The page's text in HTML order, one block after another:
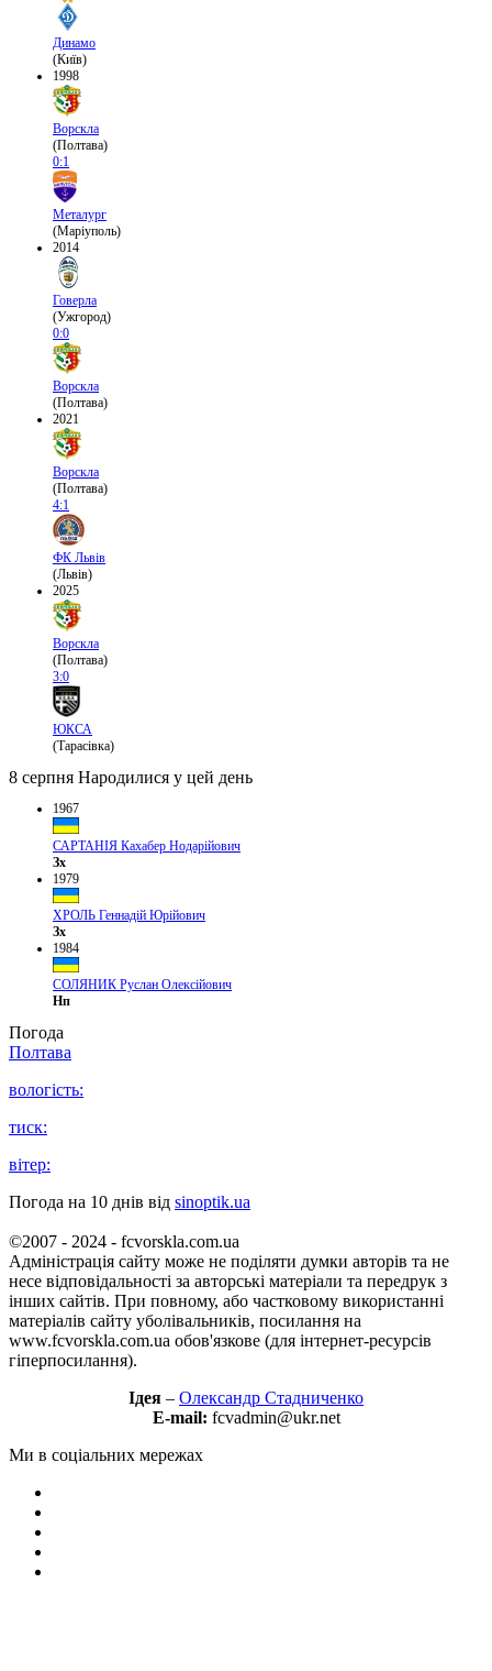
Динамо
(Київ)
1998
Ворскла
(Полтава)
0:1
Металург
(Маріуполь)
2014
Говерла
(Ужгород)
0:0
Ворскла
(Полтава)
2021
Ворскла
(Полтава)
4:1
ФК Львів
(Львів)
2025
Ворскла
(Полтава)
3:0
ЮКСА
(Тарасівка)
8 серпня Народилися у цей день
1967
САРТАНІЯ Кахабер Нодарійович
Зх
1979
ХРОЛЬ Геннадій Юрійович
Зх
1984
СОЛЯНИК Руслан Олексійович
Нп
Погода
Полтава
вологість:
тиск:
вітер:
Погода на 10 днів від sinoptik.ua
©2007 - 2024 - fcvorskla.com.ua
Адміністрація сайту може не поділяти думки авторів та не
несе відповідальності за авторські матеріали та передрук з
інших сайтів. При повному, або частковому використанні
матеріалів сайту уболівальників, посилання на
www.fcvorskla.com.ua обов'язкове (для інтернет-ресурсів
гіперпосилання).
Ідея – Олександр Стадниченко
E-mail: fcvadmin@ukr.net
Ми в соціальних мережах